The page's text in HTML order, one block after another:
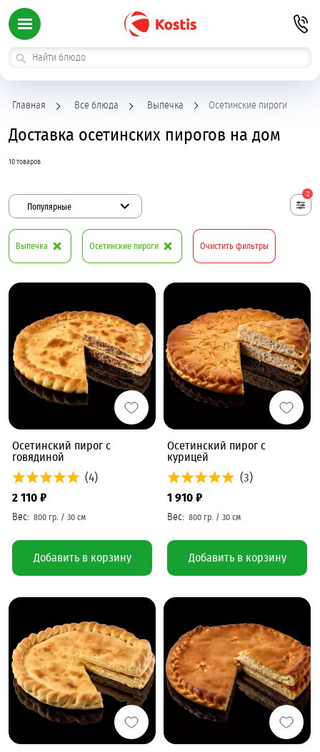
Главная Все блюда Выпечка Осетинские пироги
Доставка осетинских пирогов на дом
10 товаров
2
Выпечка Осетинские пироги Очистить фильтры
Популярные
Осетинский пирог с
говядиной
(4)
2 110 ₽
Добавить в корзину
Осетинский пирог с
курицей
(3)
1 910 ₽
Добавить в корзину